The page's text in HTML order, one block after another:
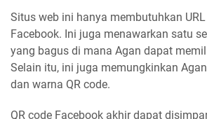
Situs web ini hanya membutuhkan
Facebook. Ini juga menawarkan satu
yang bagus di mana Agan dapat
Selain itu, ini juga memungkinkan
dan warna QR code.
QR code Facebook akhir dapat